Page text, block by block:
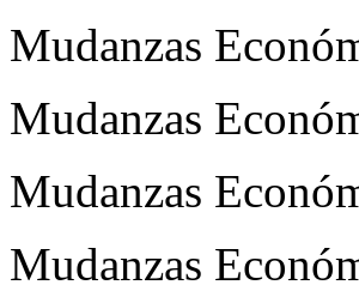
Mudanzas
Mudanzas
Mudanzas
Mudanzas